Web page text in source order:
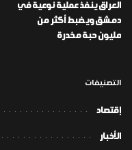
العراق ينفذ عملية نوعية في
دمشق ويضبط أكثر من
مليون حبة مخدرة
التصنيفات
إقتصاد
الأخبار